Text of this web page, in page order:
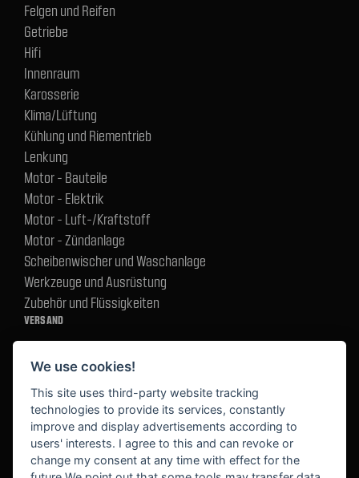
Felgen und Reifen
Getriebe
Hifi
Innenraum
Karosserie
Klima/Lüftung
Kühlung und Riementrieb
Lenkung
Motor - Bauteile
Motor - Elektrik
Motor - Luft-/Kraftstoff
Motor - Zündanlage
Scheibenwischer und Waschanlage
Werkzeuge und Ausrüstung
Zubehör und Flüssigkeiten
VERSAND
BEKANNT AUS
We use cookies!
This site uses third-party website tracking
technologies to provide its services, constantly
improve and display advertisements according to
users' interests. I agree to this and can revoke or
change my consent at any time with effect for the